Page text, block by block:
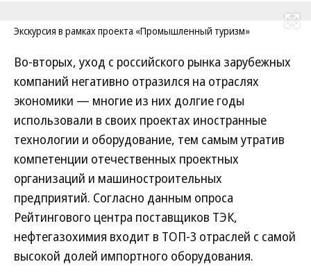
Экскурсия в рамках проекта «Промышленный туризм»
Во-вторых, уход с российского рынка зарубежных
компаний негативно отразился на отраслях
экономики — многие из них долгие годы
использовали в своих проектах иностранные
технологии и оборудование, тем самым утратив
компетенции отечественных проектных
организаций и машиностроительных
предприятий. Согласно данным опроса
Рейтингового центра поставщиков ТЭК,
нефтегазохимия входит в ТОП-3 отраслей с самой
высокой долей импортного оборудования.